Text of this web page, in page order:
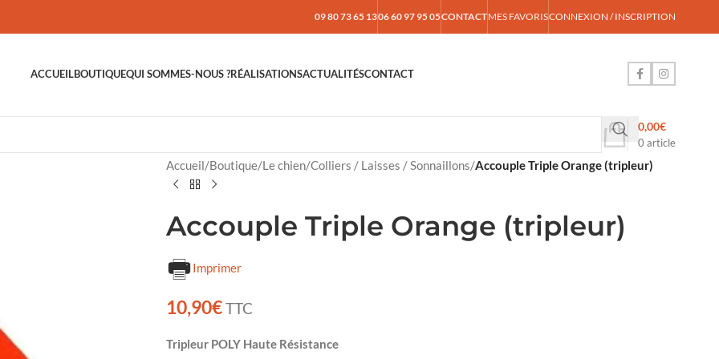
09 80 73 65 1306 60 97 95 05CONTACTMES FAVORISCONNEXION / INSCRIPTION
ACCUEILBOUTIQUEQUI SOMMES-NOUS ?RÉALISATIONSACTUALITÉSCONTACT
0 article
0,00€
Accueil/Boutique/Le chien/Colliers / Laisses / Sonnaillons/Accouple Triple Orange (tripleur)
Accouple Triple Orange (tripleur)
Imprimer
10,90€TTC
Tripleur POLY Haute Résistance